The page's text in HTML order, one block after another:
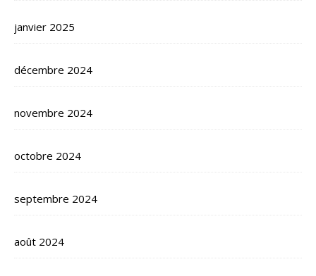
janvier 2025
décembre 2024
novembre 2024
octobre 2024
septembre 2024
août 2024